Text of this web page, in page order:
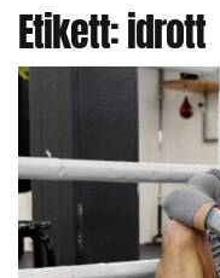
Etikett:idrott